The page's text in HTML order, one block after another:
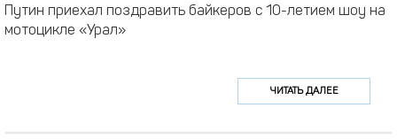
Путин приехал поздравить байкеров с 10-летием шоу на
мотоцикле «Урал»
ЧИТАТЬ ДАЛЕЕ